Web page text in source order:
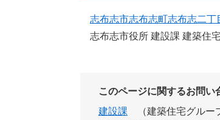
志布志市志布志町志布志二丁
志布志市役所 建設課 建築住
このページに関するお問い
建設課
建築住宅グルー